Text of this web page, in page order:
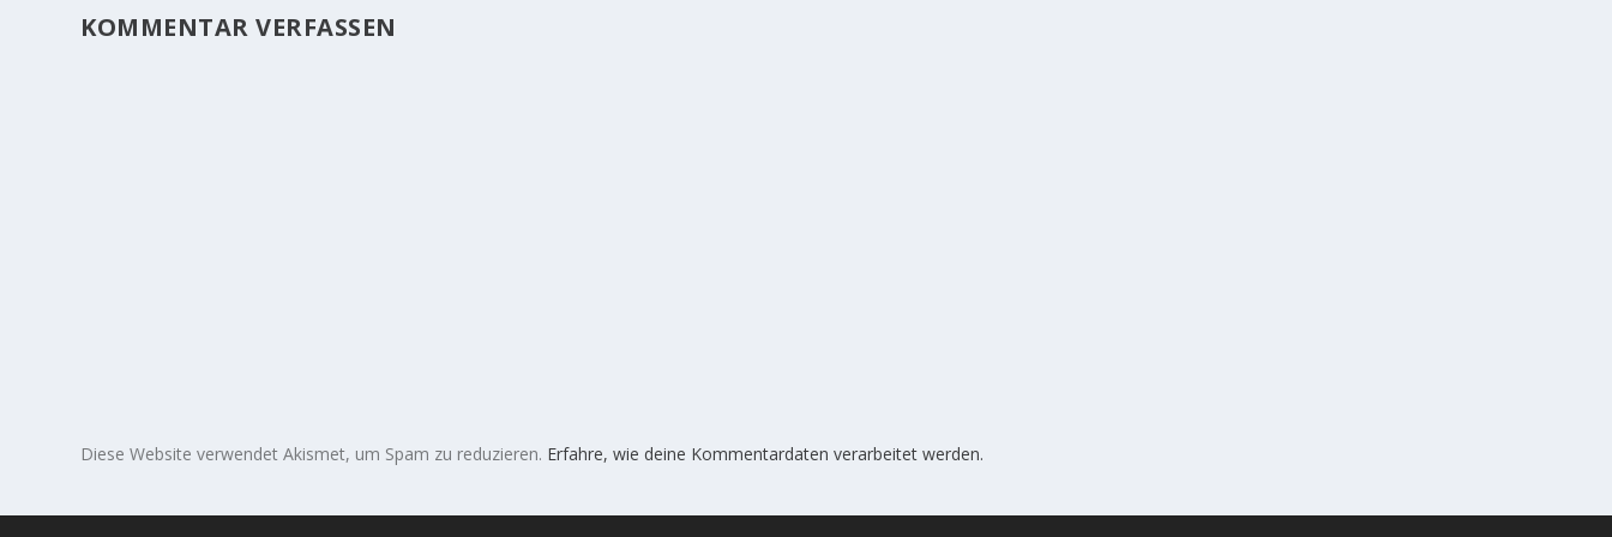
KOMMENTAR VERFASSEN
Diese Website verwendet Akismet, um Spam zu reduzieren. Erfahre, wie deine Kommentardaten verarbeitet werden.